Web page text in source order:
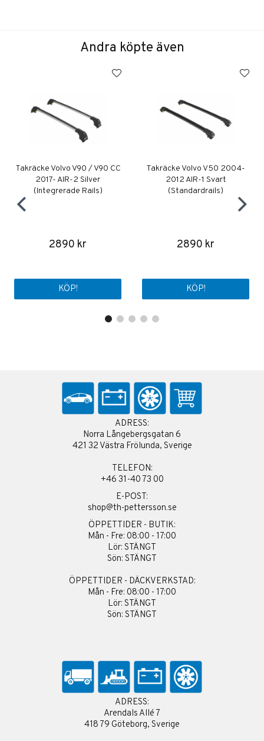
Andra köpte även
Takräcke Volvo V90 / V90 CC
2017- AIR-2 Silver
(Integrerade Rails)
2890 kr
KÖP!
Takräcke Volvo V50 2004-
2012 AIR-1 Svart
(Standardrails)
2890 kr
KÖP!
ADRESS:
Norra Långebergsgatan 6
421 32 Västra Frölunda, Sverige
TELEFON:
+46 31-40 73 00
E-POST:
shop@th-pettersson.se
ÖPPETTIDER - BUTIK:
Mån - Fre: 08:00 - 17:00
Lör: STÄNGT
Sön: STÄNGT
ÖPPETTIDER - DÄCKVERKSTAD:
Mån - Fre: 08:00 - 17:00
Lör: STÄNGT
Sön: STÄNGT
ADRESS:
Arendals Allé 7
418 79 Göteborg, Sverige